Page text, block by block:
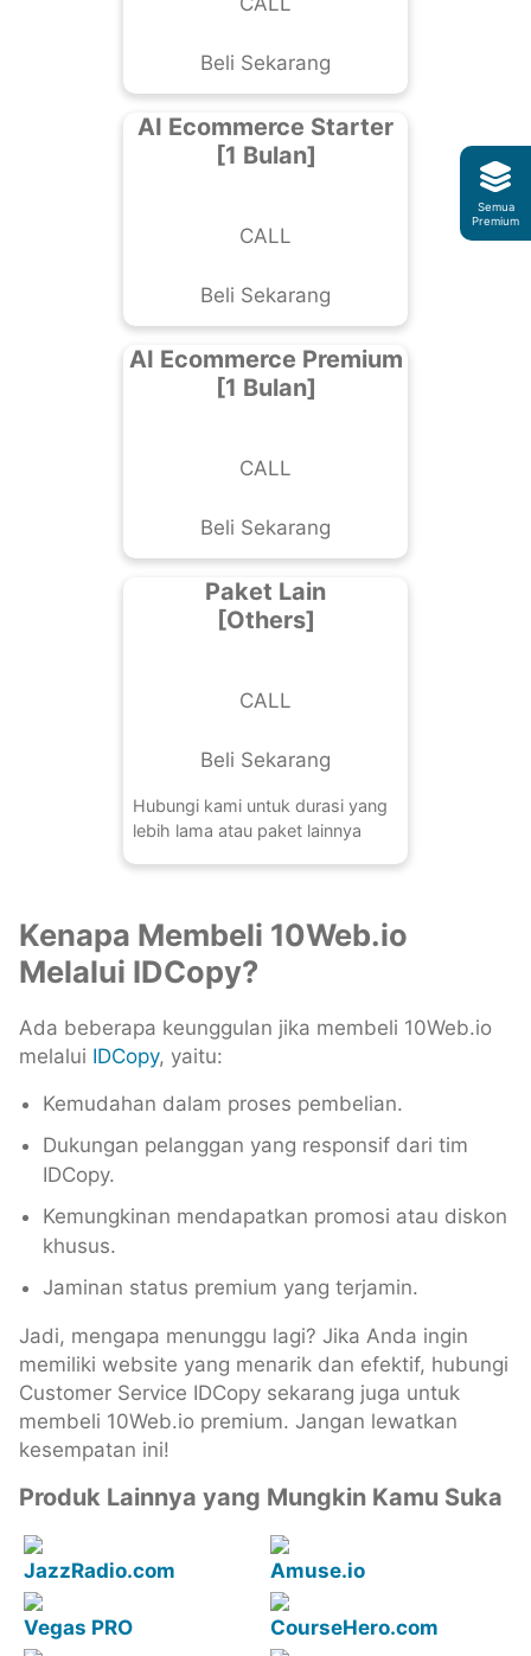
Beli Sekarang
AI Ecommerce Starter
[1 Bulan]
CALL
Beli Sekarang
AI Ecommerce Premium
[1 Bulan]
CALL
Beli Sekarang
Paket Lain
[Others]
CALL
Beli Sekarang
Hubungi kami untuk durasi yang
lebih lama atau paket lainnya
Kenapa Membeli 10Web.io
Melalui IDCopy?
Ada beberapa keunggulan jika membeli 10Web.io
melalui IDCopy, yaitu:
Kemudahan dalam proses pembelian.
Dukungan pelanggan yang responsif dari tim
IDCopy.
Kemungkinan mendapatkan promosi atau diskon
khusus.
Jaminan status premium yang terjamin.
Jadi, mengapa menunggu lagi? Jika Anda ingin
memiliki website yang menarik dan efektif, hubungi
Customer Service IDCopy sekarang juga untuk
membeli 10Web.io premium. Jangan lewatkan
kesempatan ini!
Produk Lainnya yang Mungkin Kamu Suka
JazzRadio.com Amuse.io
Vegas PRO CourseHero.com
Semua
Premium